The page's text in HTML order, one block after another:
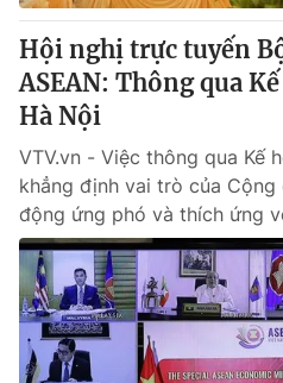
Hội nghị trực tuyến
ASEAN: Thông qua
Hà Nội
VTV.vn - Việc thông qua Kế
khẳng định vai trò của Cộng
động ứng phó và thích ứng